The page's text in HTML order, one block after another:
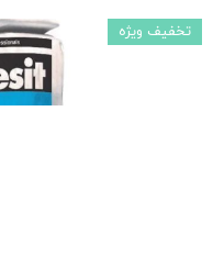
تخفیف ویژه